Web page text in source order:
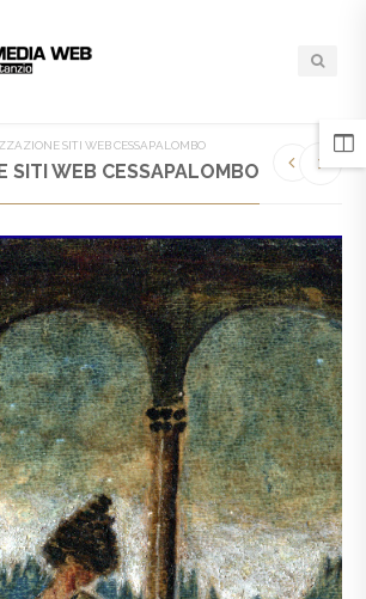
SITI WEB CESSAPALOMBO
SITI WEB CESSAPALOMBO